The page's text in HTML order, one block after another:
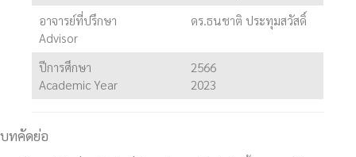
อาจารย์ที่ปรึกษา
Advisor
ดร.ธนชาติ ประทุมสวัสดิ์
ปีการศึกษา
Academic Year
2566
2023
บทคัดย่อ